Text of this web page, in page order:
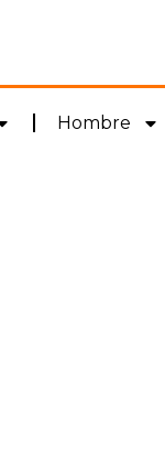
Hombre